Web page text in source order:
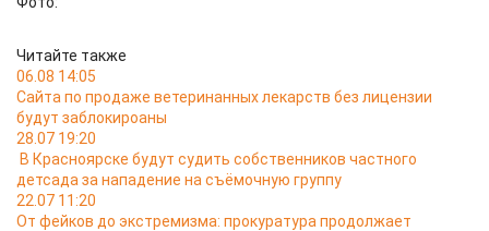
Читайте также
06.08 14:05
Сайта по продаже ветеринанных лекарств без лицензии
будут заблокироаны
28.07 19:20
В Красноярске будут судить собственников частного
детсада за нападение на съёмочную группу
22.07 11:20
От фейков до экстремизма: прокуратура продолжает